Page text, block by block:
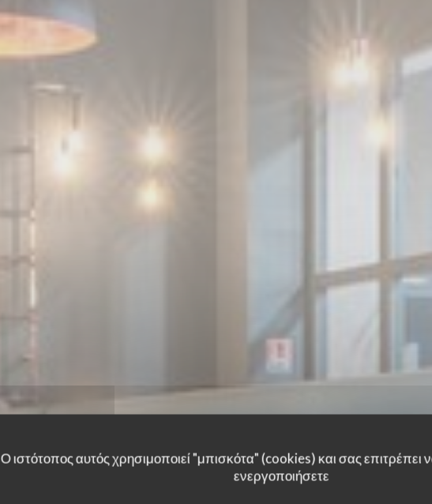
Ο ιστότοπος αυτός χρησιμοποιεί "μπισκότα" (cookies) και σας επιτρέπει
ενεργοποιήσετε